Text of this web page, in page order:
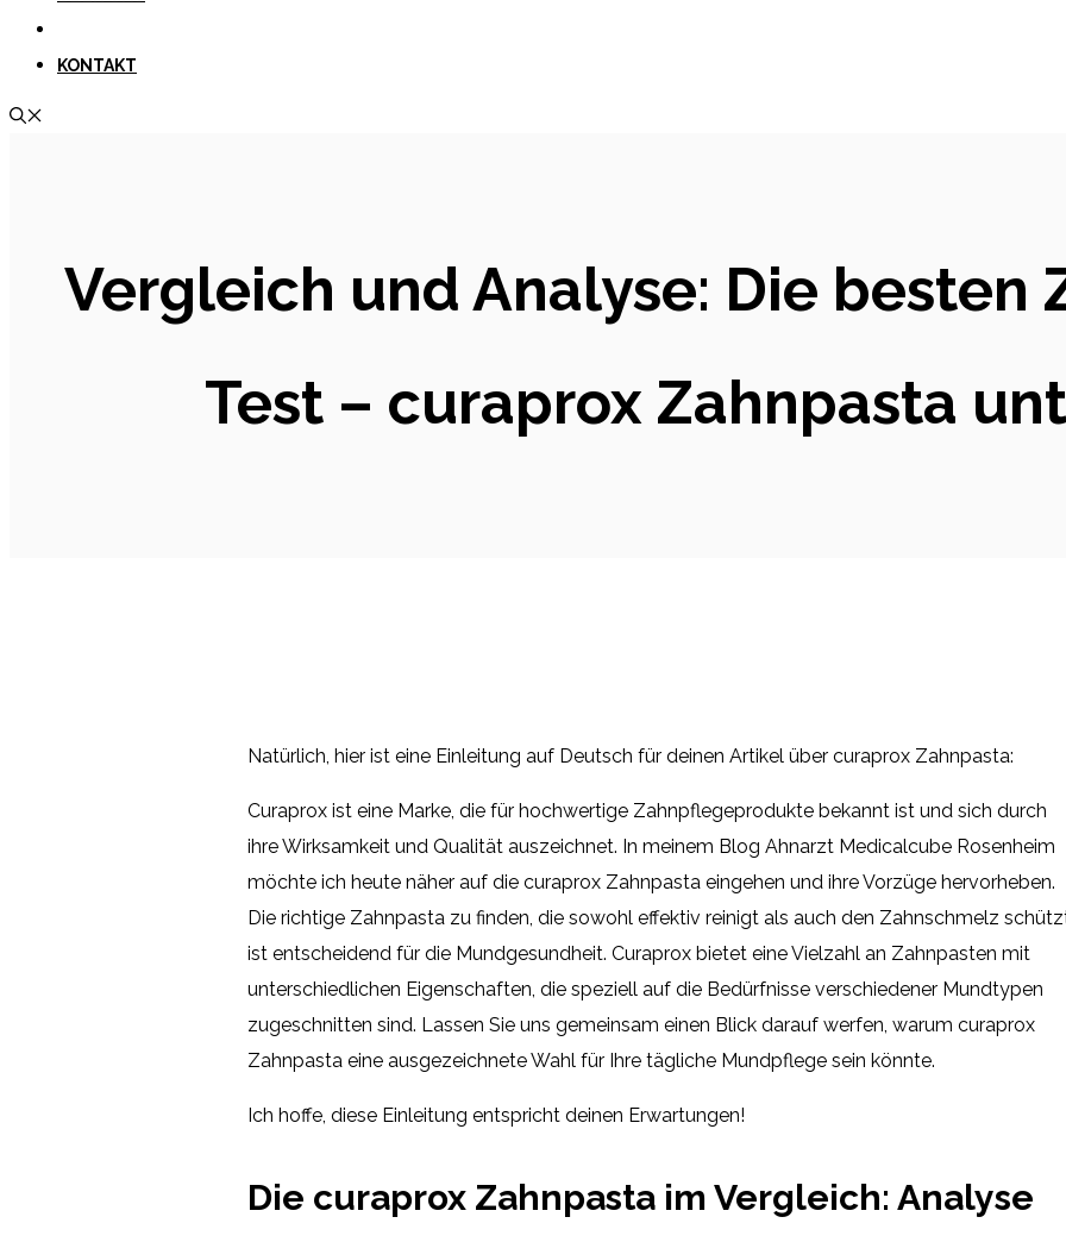
KONTAKT
Vergleich und Analyse: Die besten
Test – curaprox Zahnpasta
Natürlich, hier ist eine Einleitung auf Deutsch für deinen Artikel über curaprox Zahnpasta:
Curaprox ist eine Marke, die für hochwertige Zahnpflegeprodukte bekannt ist und sich durch
ihre Wirksamkeit und Qualität auszeichnet. In meinem Blog Ahnarzt Medicalcube Rosenheim
möchte ich heute näher auf die curaprox Zahnpasta eingehen und ihre Vorzüge hervorheben.
Die richtige Zahnpasta zu finden, die sowohl effektiv reinigt als auch den Zahnschmelz
ist entscheidend für die Mundgesundheit. Curaprox bietet eine Vielzahl an Zahnpasten mit
unterschiedlichen Eigenschaften, die speziell auf die Bedürfnisse verschiedener Mundtypen
zugeschnitten sind. Lassen Sie uns gemeinsam einen Blick darauf werfen, warum curaprox
Zahnpasta eine ausgezeichnete Wahl für Ihre tägliche Mundpflege sein könnte.
Ich hoffe, diese Einleitung entspricht deinen Erwartungen!
Die curaprox Zahnpasta im Vergleich: Analyse